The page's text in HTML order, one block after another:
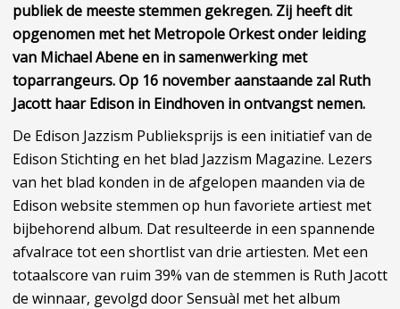
publiek de meeste stemmen gekregen. Zij heeft dit
opgenomen met het Metropole Orkest onder leiding
van Michael Abene en in samenwerking met
toparrangeurs. Op 16 november aanstaande zal Ruth
Jacott haar Edison in Eindhoven in ontvangst nemen.
De Edison Jazzism Publieksprijs is een initiatief van de
Edison Stichting en het blad Jazzism Magazine. Lezers
van het blad konden in de afgelopen maanden via de
Edison website stemmen op hun favoriete artiest met
bijbehorend album. Dat resulteerde in een spannende
afvalrace tot een shortlist van drie artiesten. Met een
totaalscore van ruim 39% van de stemmen is Ruth Jacott
de winnaar, gevolgd door Sensuàl met het album